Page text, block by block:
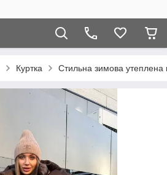
Куртка Стильна зимова утеплена